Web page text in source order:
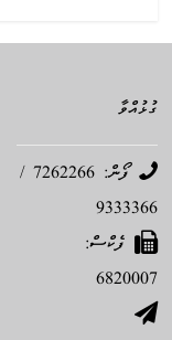
ގުޅުއްވާ
ފޯން: 7262266 /
9333366
ފެކްސް:
6820007